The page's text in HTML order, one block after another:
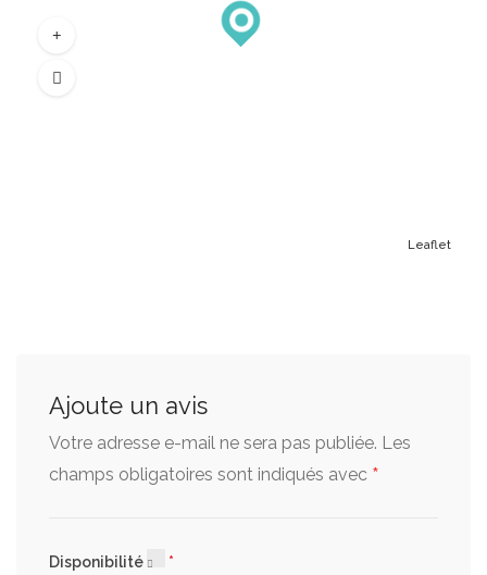
Leaflet
Ajoute un avis
Votre adresse e-mail ne sera pas publiée. Les
champs obligatoires sont indiqués avec *
Disponibilité